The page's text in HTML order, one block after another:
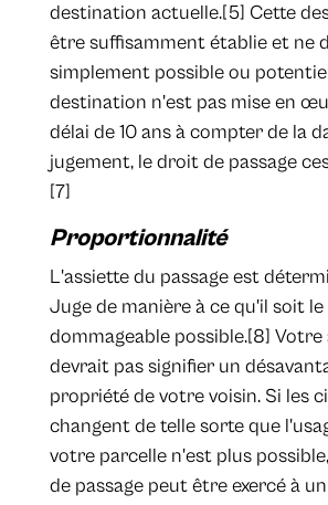
destination actuelle.[5] Cette
être suffisamment établie et ne
simplement possible ou
destination n'est pas mise en
délai de 10 ans à compter de la
jugement, le droit de passage
[7]
Proportionnalité
L'assiette du passage est
Juge de manière à ce qu'il soit
dommageable possible.[8] Votre
devrait pas signifier un
propriété de votre voisin. Si les
changent de telle sorte que
votre parcelle n'est plus
de passage peut être exercé à